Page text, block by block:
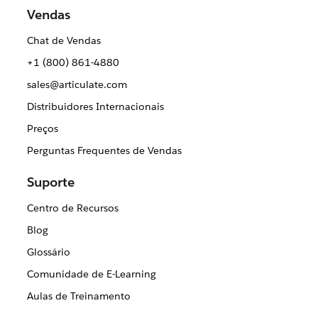
Vendas
Chat de Vendas
+1 (800) 861-4880
sales@articulate.com
Distribuidores Internacionais
Preços
Perguntas Frequentes de Vendas
Suporte
Centro de Recursos
Blog
Glossário
Comunidade de E-Learning
Aulas de Treinamento